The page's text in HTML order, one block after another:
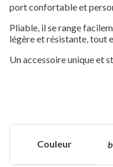
port confortable et
Pliable, il se range
légère et résistante, tout
Un accessoire unique et
Couleur